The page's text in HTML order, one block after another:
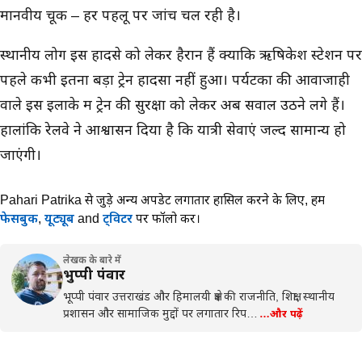
मानवीय चूक – हर पहलू पर जांच चल रही है।
स्थानीय लोग इस हादसे को लेकर हैरान हैं क्योंकि ऋषिकेश स्टेशन पर
पहले कभी इतना बड़ा ट्रेन हादसा नहीं हुआ। पर्यटकों की आवाजाही
वाले इस इलाके में ट्रेन की सुरक्षा को लेकर अब सवाल उठने लगे हैं।
हालांकि रेलवे ने आश्वासन दिया है कि यात्री सेवाएं जल्द सामान्य हो
जाएंगी।
Pahari Patrika से जुड़े अन्य अपडेट लगातार हासिल करने के लिए, हमें
फेसबुक, यूट्यूब and ट्विटर पर फॉलो करें।
लेखक के बारे में
भुप्पी पंवार
भूप्पी पंवार उत्तराखंड और हिमालयी क्षेत्र की राजनीति, शिक्षा, स्थानीय
प्रशासन और सामाजिक मुद्दों पर लगातार रिप… …और पढ़ें